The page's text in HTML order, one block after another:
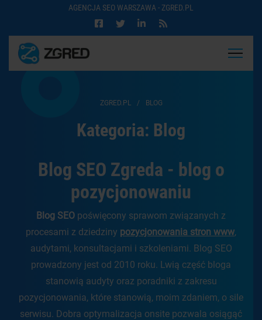
AGENCJA SEO WARSZAWA - ZGRED.PL
ZGRED.PL / BLOG
Kategoria: Blog
Blog SEO Zgreda - blog o
pozycjonowaniu
Blog SEO poświęcony sprawom związanych z
procesami z dziedziny pozycjonowania stron www,
audytami, konsultacjami i szkoleniami. Blog SEO
prowadzony jest od 2010 roku. Lwią część bloga
stanowią audyty oraz poradniki z zakresu
pozycjonowania, które stanowią, moim zdaniem, o sile
serwisu. Dobra optymalizacja onsite pozwala osiągąć